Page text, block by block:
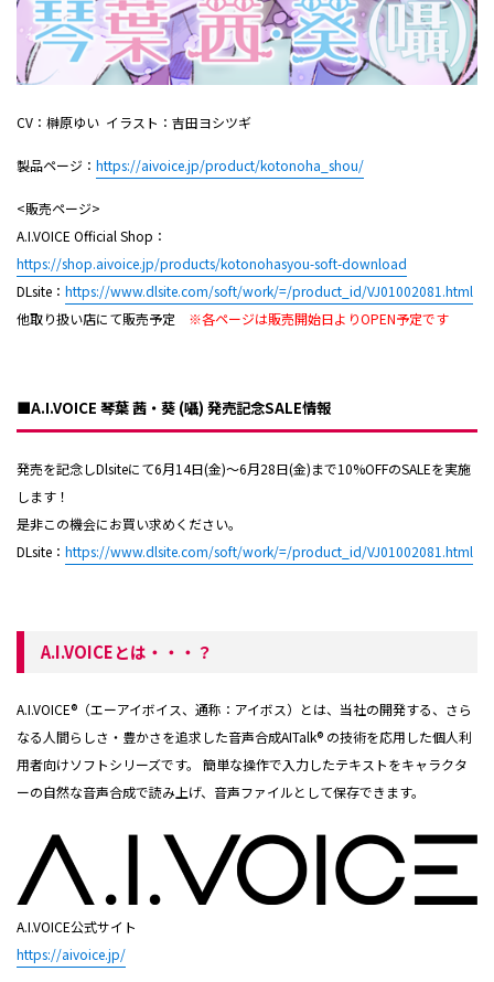
CV：榊原ゆい イラスト：吉田ヨシツギ
製品ページ： https://aivoice.jp/product/kotonoha_shou/
<販売ページ>
A.I.VOICE Official Shop：
https://shop.aivoice.jp/products/kotonohasyou-soft-download
DLsite： https://www.dlsite.com/soft/work/=/product_id/VJ01002081.html
他取り扱い店にて販売予定 ※各ページは販売開始日よりOPEN予定です
■A.I.VOICE 琴葉 茜・葵 (囁) 発売記念SALE情報
発売を記念しDlsiteにて6月14日(金)～6月28日(金)まで10%OFFのSALEを実施
します！
是非この機会にお買い求めください。
DLsite： https://www.dlsite.com/soft/work/=/product_id/VJ01002081.html
A.I.VOICEとは・・・？
A.I.VOICE®（エーアイボイス、通称：アイボス）とは、当社の開発する、さら
なる人間らしさ・豊かさを追求した音声合成AITalk® の技術を応用した個人利
用者向けソフトシリーズです。 簡単な操作で入力したテキストをキャラクタ
ーの自然な音声合成で読み上げ、音声ファイルとして保存できます。
A.I.VOICE公式サイト
https://aivoice.jp/